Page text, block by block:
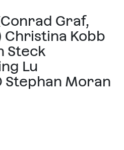
Graf,
Christina Kobb
Steck
Lu
Stephan Moran